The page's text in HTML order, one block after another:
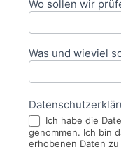
Wo sollen wir
Was und wieviel
Ich habe die
genommen. Ich bin
erhobenen Daten